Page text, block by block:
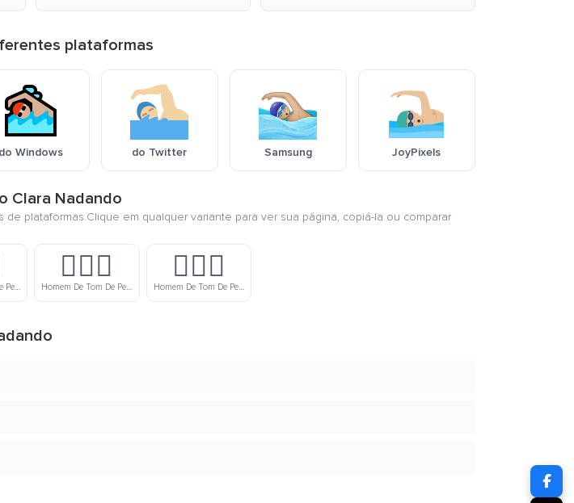
plataformas
do Windows do Twitter Samsung JoyPixels
Clara Nadando
plataformas.Clique em qualquer variante para ver sua página, copiá-la ou comparar
Homem De Tom De Pele Médio Nadando
🏊🏾‍♂️
Homem De Tom De Pele Meio Escura Nadando
🏊🏿‍♂️
Homem De Tom De Pele Escura Nadando